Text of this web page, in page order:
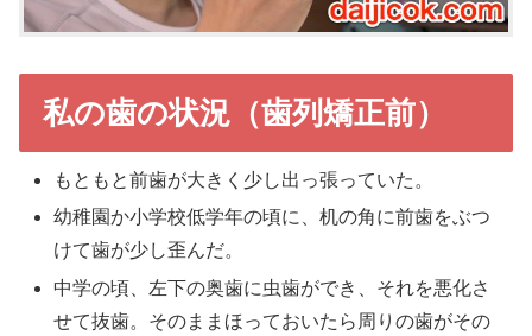
私の歯の状況（歯列矯正前）
もともと前歯が大きく少し出っ張っていた。
幼稚園か小学校低学年の頃に、机の角に前歯をぶつ
けて歯が少し歪んだ。
中学の頃、左下の奥歯に虫歯ができ、それを悪化さ
せて抜歯。そのままほっておいたら周りの歯がその